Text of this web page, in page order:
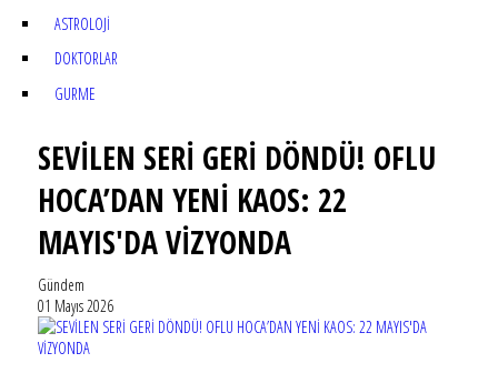
ASTROLOJİ
DOKTORLAR
GURME
SEVİLEN SERİ GERİ DÖNDÜ! OFLU
HOCA’DAN YENİ KAOS: 22
MAYIS'DA VİZYONDA
Gündem
01 Mayıs 2026